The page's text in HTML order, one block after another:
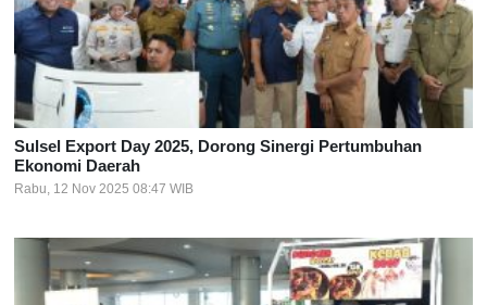
Sulsel Export Day 2025, Dorong Sinergi Pertumbuhan
Ekonomi Daerah
Rabu, 12 Nov 2025 08:47 WIB